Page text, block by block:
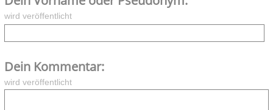
wird veröffentlicht
Dein Kommentar:
wird veröffentlicht